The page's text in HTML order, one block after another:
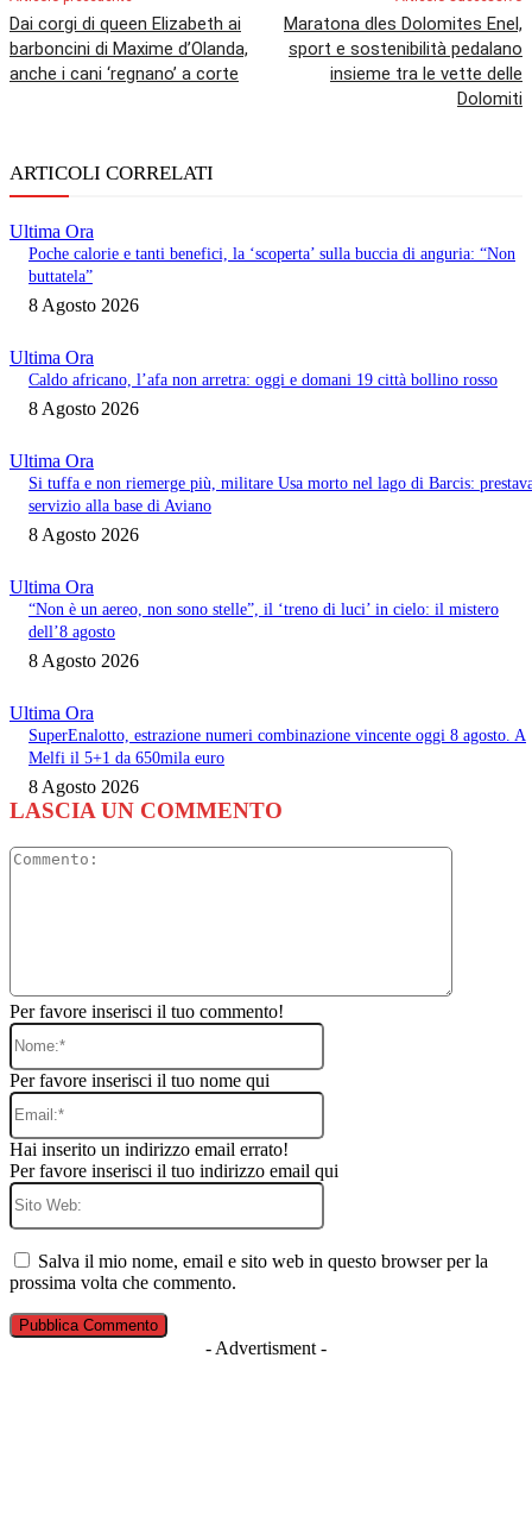
Dai corgi di queen Elizabeth ai
barboncini di Maxime d’Olanda,
anche i cani ‘regnano’ a corte
Maratona dles Dolomites Enel,
sport e sostenibilità pedalano
insieme tra le vette delle
Dolomiti
ARTICOLI CORRELATI
Ultima Ora
Poche calorie e tanti benefici, la ‘scoperta’ sulla buccia di anguria: “Non
buttatela”
8 Agosto 2026
Ultima Ora
Caldo africano, l’afa non arretra: oggi e domani 19 città bollino rosso
8 Agosto 2026
Ultima Ora
Si tuffa e non riemerge più, militare Usa morto nel lago di Barcis:
servizio alla base di Aviano
8 Agosto 2026
Ultima Ora
“Non è un aereo, non sono stelle”, il ‘treno di luci’ in cielo: il mistero
dell’8 agosto
8 Agosto 2026
Ultima Ora
SuperEnalotto, estrazione numeri combinazione vincente oggi 8 agosto. A
Melfi il 5+1 da 650mila euro
8 Agosto 2026
LASCIA UN COMMENTO
Per favore inserisci il tuo commento!
Nome:*
Per favore inserisci il tuo nome qui
Email:*
Hai inserito un indirizzo email errato!
Per favore inserisci il tuo indirizzo email qui
Sito
Salva il mio nome, email e sito web in questo browser per la
prossima volta che commento.
- Advertisment -